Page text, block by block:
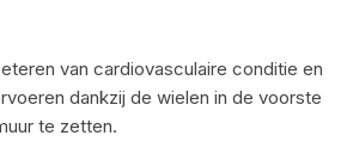
van cardiovasculaire conditie en
dankzij de wielen in de voorste
te zetten.